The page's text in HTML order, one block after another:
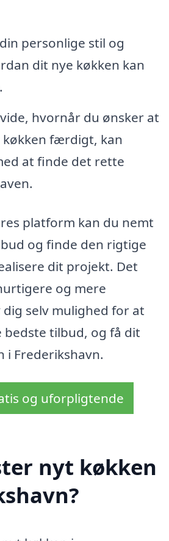
personlige stil og
dit nye køkken kan
hvornår du ønsker at
køkken færdigt, kan
at finde det rette
platform kan du nemt
og finde den rigtige
dit projekt. Det
og mere
dig selv mulighed for at
tilbud, og få dit
i Frederikshavn.
og uforpligtende
nyt køkken